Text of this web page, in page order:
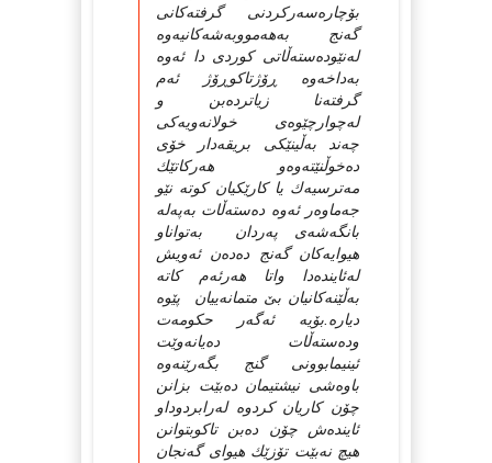
بۆچاره‌سه‌ركردنی گرفته‌كانی
گه‌نج به‌هه‌مووبه‌شه‌كانیه‌وه‌
له‌نێوده‌سته‌ڵاتی كوردی دا ئه‌وه‌
به‌داخه‌وه‌ ڕۆژتاكوڕۆژ ئه‌م
گرفته‌نا زیاترده‌بن و
له‌چوارچێوه‌ی خولانه‌ویه‌كی
چه‌ند به‌ڵینێكی بریقه‌دار خۆی
ده‌خوڵنێته‌وه‌و هه‌ركاتێك
مه‌ترسیه‌ك یا كارێكیان كوته‌ نێو
جه‌ماوه‌ر ئه‌وه‌ ده‌سته‌ڵات به‌په‌له‌
بانگه‌شه‌ی په‌ردان به‌تواناو
هیوایه‌كان گه‌نج ده‌ده‌ن ئه‌ویش
له‌ئاینده‌دا واتا هه‌رئه‌م كاته‌
به‌ڵێنه‌كانیان بێ‌ متمانه‌ییان پێوه‌
دیاره‌.بۆیه‌ ئه‌گه‌ر حكومه‌ت
وده‌سته‌ڵات ده‌یانه‌وێت
ئینیمابوونی گنج بگه‌رێنه‌وه‌
باوه‌شی نیشتیمان ده‌بێت بزانن
چۆن كاریان كردوه‌ له‌رابردوداو
ئاینده‌ش چۆن ده‌بن تاكوبتوانن
هیچ نه‌بێت تۆزێك هیوای گه‌نجان